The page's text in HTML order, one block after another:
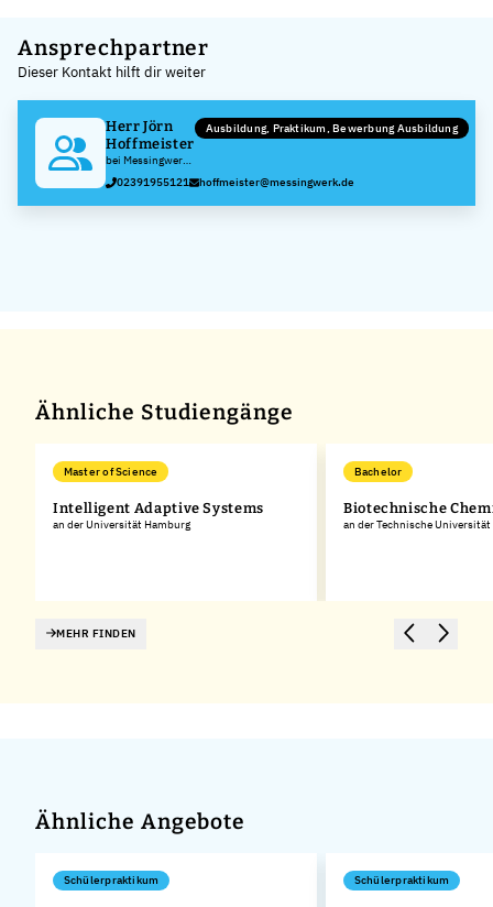
+
−
Ansprechpartner
Dieser Kontakt hilft dir weiter
Herr Jörn
Hoffmeister
bei Messingwerk
Plettenberg
Herfeld GmbH &
Co. KG
Ausbildung, Praktikum, Bewerbung Ausbildung
02391955121 hoffmeister@messingwerk.de
Ähnliche Studiengänge
Master of Science
Intelligent Adaptive Systems
an der Universität Hamburg
Bachelor
Biotechnische
an der Technische
MEHR FINDEN
Ähnliche Angebote
Schülerpraktikum Schülerpraktikum